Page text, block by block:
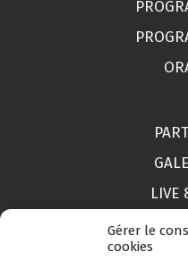
Gérer le
cookies
LIVE